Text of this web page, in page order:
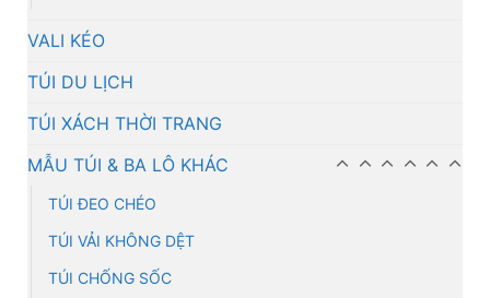
VALI KÉO
TÚI DU LỊCH
TÚI XÁCH THỜI TRANG
MẪU TÚI & BA LÔ KHÁC
TÚI ĐEO CHÉO
TÚI VẢI KHÔNG DỆT
TÚI CHỐNG SỐC